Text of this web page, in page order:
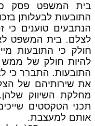
בית המשפט פסק
התובעות לבעלותן
הנתבעים טוענים כי
לצלם. בית המשפט לא
חולק כי התובעות
להיות חולק של
התובעות. התברר כי
את שירותיהם של
מחלקת השיווק
תכני הטקסטים
אותם למעצבת.